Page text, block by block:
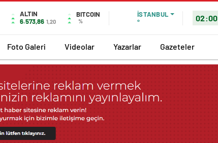
ALTIN
6.573,86 1,20
BITCOIN
%
İSTANBUL
°
02:00
Foto Galeri Videolar Yazarlar Gazeteler